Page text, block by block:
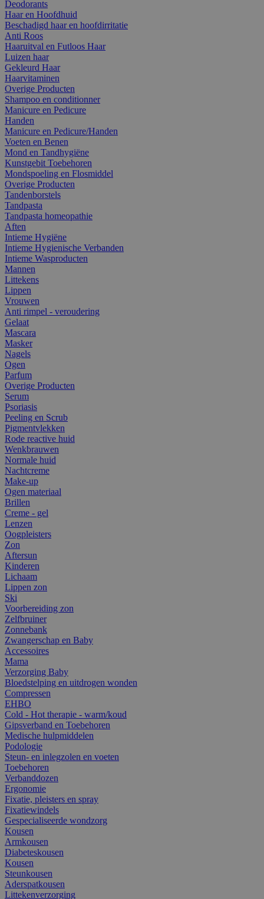
Deodorants
Haar en Hoofdhuid
Beschadigd haar en hoofdirritatie
Anti Roos
Haaruitval en Futloos Haar
Luizen haar
Gekleurd Haar
Haarvitaminen
Overige Producten
Shampoo en conditionner
Manicure en Pedicure
Handen
Manicure en Pedicure/Handen
Voeten en Benen
Mond en Tandhygiëne
Kunstgebit Toebehoren
Mondspoeling en Flosmiddel
Overige Producten
Tandenborstels
Tandpasta
Tandpasta homeopathie
Aften
Intieme Hygiëne
Intieme Hygienische Verbanden
Intieme Wasproducten
Mannen
Littekens
Lippen
Vrouwen
Anti rimpel - veroudering
Gelaat
Mascara
Masker
Nagels
Ogen
Parfum
Overige Producten
Serum
Psoriasis
Peeling en Scrub
Pigmentvlekken
Rode reactive huid
Wenkbrauwen
Normale huid
Nachtcreme
Make-up
Ogen materiaal
Brillen
Creme - gel
Lenzen
Oogpleisters
Zon
Aftersun
Kinderen
Lichaam
Lippen zon
Ski
Voorbereiding zon
Zelfbruiner
Zonnebank
Zwangerschap en Baby
Accessoires
Mama
Verzorging Baby
Bloedstelping en uitdrogen wonden
Compressen
EHBO
Cold - Hot therapie - warm/koud
Gipsverband en Toebehoren
Medische hulpmiddelen
Podologie
Steun- en inlegzolen en voeten
Toebehoren
Verbanddozen
Ergonomie
Fixatie, pleisters en spray
Fixatiewindels
Gespecialiseerde wondzorg
Kousen
Armkousen
Diabeteskousen
Kousen
Steunkousen
Aderspatkousen
Littekenverzorging